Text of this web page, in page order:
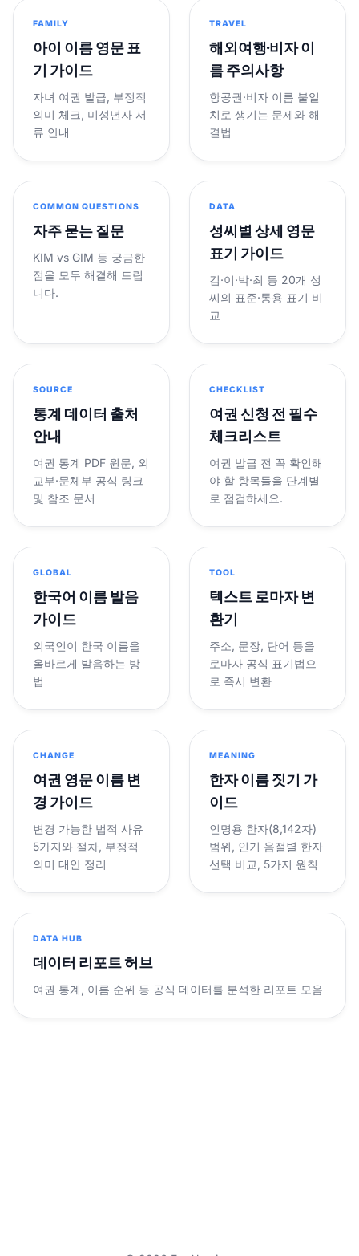
FAMILY
아이 이름 영문 표
기 가이드
자녀 여권 발급, 부정적
의미 체크, 미성년자 서
류 안내
TRAVEL
해외여행·비자 이
름 주의사항
항공권·비자 이름 불일
치로 생기는 문제와 해
결법
COMMON QUESTIONS
자주 묻는 질문
KIM vs GIM 등 궁금한
점을 모두 해결해 드립
니다.
DATA
성씨별 상세 영문
표기 가이드
김·이·박·최 등 20개 성
씨의 표준·통용 표기 비
교
SOURCE
통계 데이터 출처
안내
여권 통계 PDF 원문, 외
교부·문체부 공식 링크
및 참조 문서
CHECKLIST
여권 신청 전 필수
체크리스트
여권 발급 전 꼭 확인해
야 할 항목들을 단계별
로 점검하세요.
GLOBAL
한국어 이름 발음
가이드
외국인이 한국 이름을
올바르게 발음하는 방
법
TOOL
텍스트 로마자 변
환기
주소, 문장, 단어 등을
로마자 공식 표기법으
로 즉시 변환
CHANGE
여권 영문 이름 변
경 가이드
변경 가능한 법적 사유
5가지와 절차, 부정적
의미 대안 정리
MEANING
한자 이름 짓기 가
이드
인명용 한자(8,142자)
범위, 인기 음절별 한자
선택 비교, 5가지 원칙
DATA HUB
데이터 리포트 허브
여권 통계, 이름 순위 등 공식 데이터를 분석한 리포트 모음